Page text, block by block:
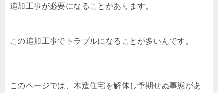
追加工事が必要になることがあります。
この追加工事でトラブルになることが多いんです。
このページでは、木造住宅を解体し予期せぬ事態があ